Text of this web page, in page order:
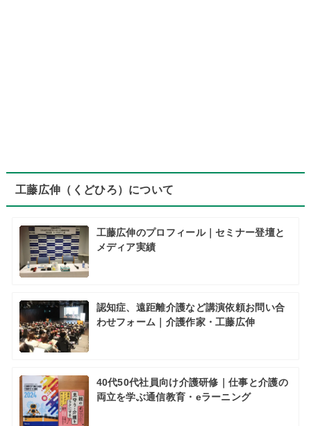
工藤広伸（くどひろ）について
工藤広伸のプロフィール｜セミナー登壇と
メディア実績
認知症、遠距離介護など講演依頼お問い合
わせフォーム｜介護作家・工藤広伸
40代50代社員向け介護研修｜仕事と介護の
両立を学ぶ通信教育・eラーニング